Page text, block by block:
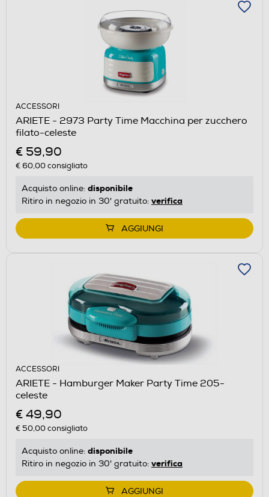
ACCESSORI
ARIETE - 2973 Party Time Macchina per zucchero
filato-celeste
€ 59,90
€ 60,00consigliato
Acquisto online: disponibile
Ritiro in negozio in 30' gratuito: verifica
AGGIUNGI
ACCESSORI
ARIETE - Hamburger Maker Party Time 205-
celeste
€ 49,90
€ 50,00consigliato
Acquisto online: disponibile
Ritiro in negozio in 30' gratuito: verifica
AGGIUNGI